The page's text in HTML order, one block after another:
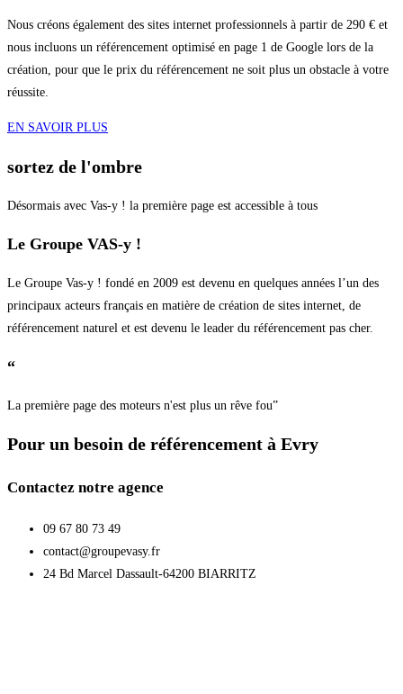
Nous créons également des sites internet professionnels à partir de 290 € et
nous incluons un référencement optimisé en page 1 de Google lors de la
création, pour que le prix du référencement ne soit plus un obstacle à votre
réussite.
EN SAVOIR PLUS
sortez de l'ombre
Désormais avec Vas-y ! la première page est accessible à tous
Le Groupe VAS-y !
Le Groupe Vas-y ! fondé en 2009 est devenu en quelques années l’un des
principaux acteurs français en matière de création de sites internet, de
référencement naturel et est devenu le leader du référencement pas cher.
“
La première page des moteurs n'est plus un rêve fou”
Pour un besoin de référencement à Evry
Contactez notre agence
09 67 80 73 49
contact@groupevasy.fr
24 Bd Marcel Dassault-64200 BIARRITZ